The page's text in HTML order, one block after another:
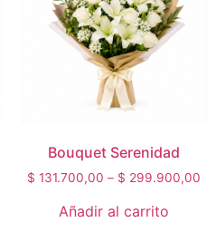
Bouquet Serenidad
$ 131.700,00 – $ 299.900,00
Añadir al carrito